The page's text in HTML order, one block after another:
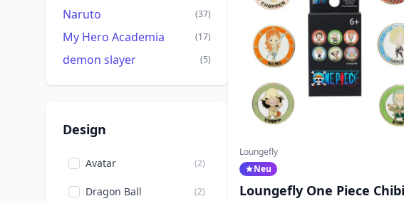
Naruto (37)
My Hero Academia (17)
demon slayer (5)
Design
Avatar (2)
Dragon Ball (2)
Loungefly
Neu
Loungefly One Piece Chibi